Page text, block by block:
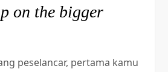
on the bigger
peselancar, pertama kamu